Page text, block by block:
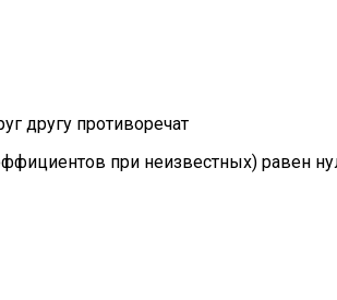
другу противоречат
при неизвестных) равен